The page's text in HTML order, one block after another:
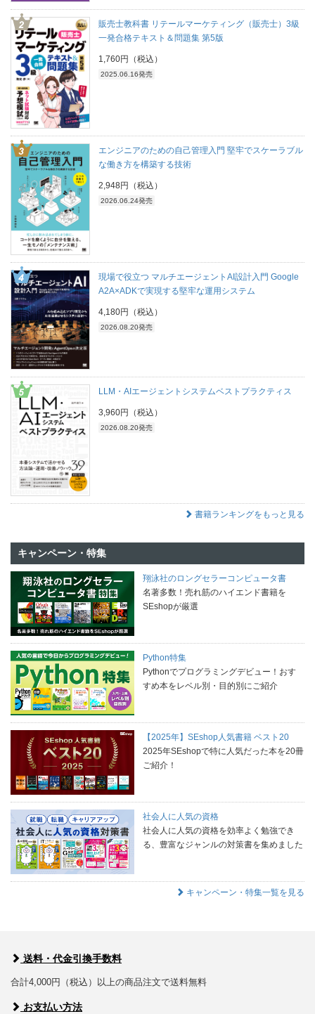
販売士教科書 リテールマーケティング（販売士）3級
一発合格テキスト＆問題集 第5版
1,760円（税込）
2025.06.16発売
エンジニアのための自己管理入門 堅牢でスケーラブル
な働き方を構築する技術
2,948円（税込）
2026.06.24発売
現場で役立つ マルチエージェントAI設計入門 Google
A2A×ADKで実現する堅牢な運用システム
4,180円（税込）
2026.08.20発売
LLM・AIエージェントシステムベストプラクティス
3,960円（税込）
2026.08.20発売
書籍ランキングをもっと見る
キャンペーン・特集
翔泳社のロングセラーコンピュータ書
名著多数！売れ筋のハイエンド書籍を
SEshopが厳選
Python特集
Pythonでプログラミングデビュー！おす
すめ本をレベル別・目的別にご紹介
【2025年】SEshop人気書籍 ベスト20
2025年SEshopで特に人気だった本を20冊
ご紹介！
社会人に人気の資格
社会人に人気の資格を効率よく勉強でき
る、豊富なジャンルの対策書を集めました
キャンペーン・特集一覧を見る
送料・代金引換手数料
合計4,000円（税込）以上の商品注文で送料無料
お支払い方法